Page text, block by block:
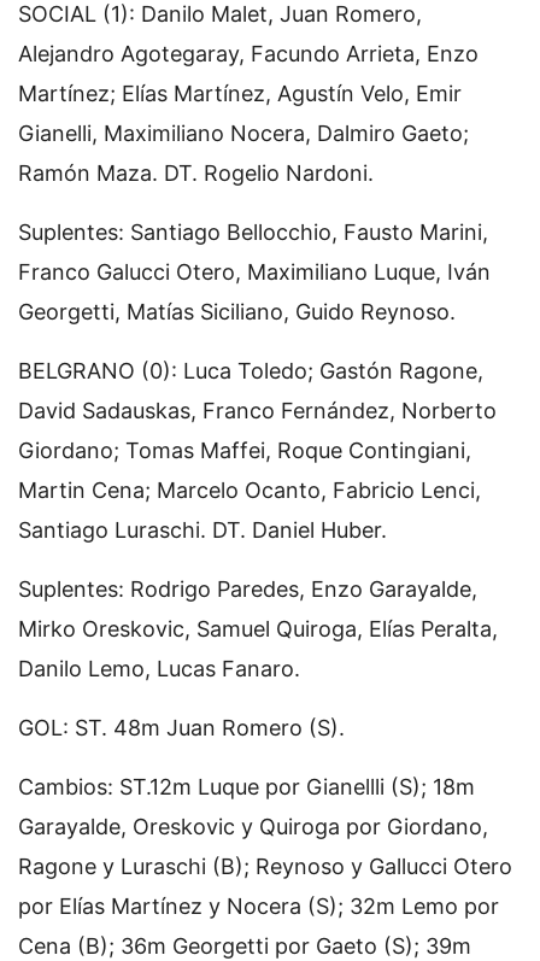
SOCIAL (1): Danilo Malet, Juan Romero,
Alejandro Agotegaray, Facundo Arrieta, Enzo
Martínez; Elías Martínez, Agustín Velo, Emir
Gianelli, Maximiliano Nocera, Dalmiro Gaeto;
Ramón Maza. DT. Rogelio Nardoni.
Suplentes: Santiago Bellocchio, Fausto Marini,
Franco Galucci Otero, Maximiliano Luque, Iván
Georgetti, Matías Siciliano, Guido Reynoso.
BELGRANO (0): Luca Toledo; Gastón Ragone,
David Sadauskas, Franco Fernández, Norberto
Giordano; Tomas Maffei, Roque Contingiani,
Martin Cena; Marcelo Ocanto, Fabricio Lenci,
Santiago Luraschi. DT. Daniel Huber.
Suplentes: Rodrigo Paredes, Enzo Garayalde,
Mirko Oreskovic, Samuel Quiroga, Elías Peralta,
Danilo Lemo, Lucas Fanaro.
GOL: ST. 48m Juan Romero (S).
Cambios: ST.12m Luque por Gianellli (S); 18m
Garayalde, Oreskovic y Quiroga por Giordano,
Ragone y Luraschi (B); Reynoso y Gallucci Otero
por Elías Martínez y Nocera (S); 32m Lemo por
Cena (B); 36m Georgetti por Gaeto (S); 39m